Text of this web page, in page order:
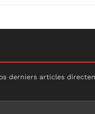
derniers articles